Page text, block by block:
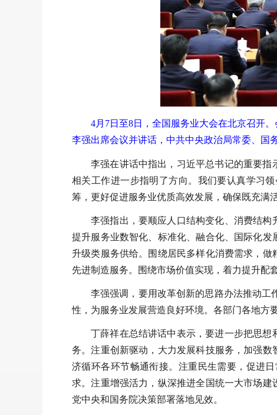
4月7日至8日，全国服务业大会在北京召开
李强出席会议并讲话，中共中央政治局常委、国
李强在讲话中指出，习近平总书记的重要
相关工作进一步指明了方向。我们要认真学习
筹，更好促进服务业优质高效发展，确保既充满
李强指出，要顺应人口结构变化、消费结
提升服务业数智化、标准化、融合化、国际化
升级类服务供给。围绕居民多样化消费需求，
先进制造服务。围绕市场价值实现，着力提升配
李强强调，要用改革创新的思路办法推动工
性，为服务业发展营造良好环境。各部门各地方
丁薛祥在总结讲话中表示，要进一步把思
务。注重创新驱动，大力发展科技服务，加强
济循环各环节畅通衔接。注重民生需要，促进
求。注重增强活力，纵深推进全国统一大市场
党中央和国务院决策部署落地见效。